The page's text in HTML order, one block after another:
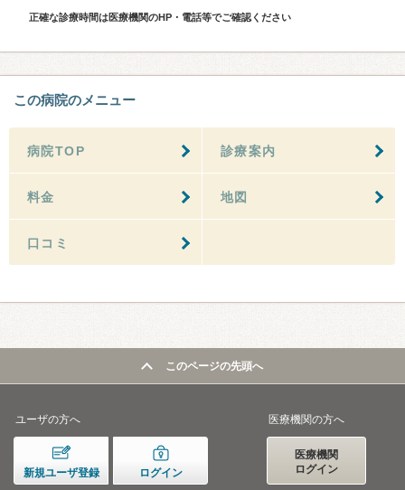
正確な診療時間は医療機関のHP・電話等でご確認ください
この病院のメニュー
病院TOP 診療案内
料金 地図
口コミ
このページの先頭へ
ユーザの方へ
新規ユーザ登録 ログイン
医療機関の方へ
医療機関
ログイン